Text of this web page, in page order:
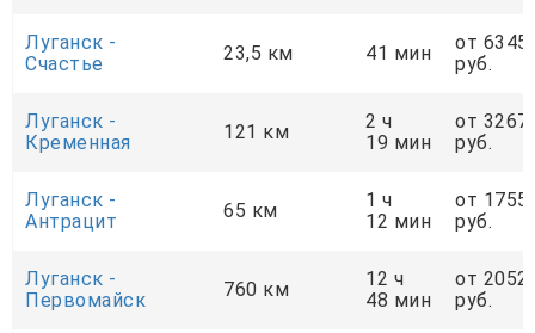
Луганск -
Счастье
23,5 км 41 мин
от 6345
руб.
Луганск -
Кременная
121 км
2 ч
19 мин
от 3267
руб.
Луганск -
Антрацит
65 км
1 ч
12 мин
от 1755
руб.
Луганск -
Первомайск
760 км
12 ч
48 мин
от
руб.